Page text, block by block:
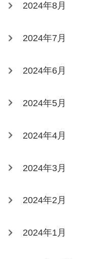
2024年8月
2024年7月
2024年6月
2024年5月
2024年4月
2024年3月
2024年2月
2024年1月